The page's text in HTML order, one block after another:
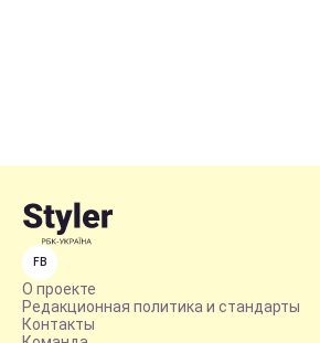
FB
О проекте
Редакционная политика и стандарты
Контакты